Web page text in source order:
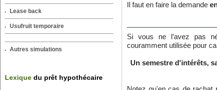
Lease back
Usufruit temporaire
Autres simulations
Lexique du prêt hypothécaire
Il faut en faire la demande
Si vous ne l’avez pas
couramment utilisée pour
Un semestre d'intérêts,